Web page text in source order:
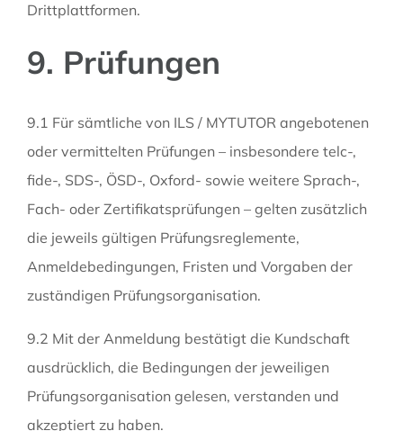
Drittplattformen.
9. Prüfungen
9.1 Für sämtliche von ILS / MYTUTOR angebotenen
oder vermittelten Prüfungen – insbesondere telc-,
fide-, SDS-, ÖSD-, Oxford- sowie weitere Sprach-,
Fach- oder Zertifikatsprüfungen – gelten zusätzlich
die jeweils gültigen Prüfungsreglemente,
Anmeldebedingungen, Fristen und Vorgaben der
zuständigen Prüfungsorganisation.
9.2 Mit der Anmeldung bestätigt die Kundschaft
ausdrücklich, die Bedingungen der jeweiligen
Prüfungsorganisation gelesen, verstanden und
akzeptiert zu haben.